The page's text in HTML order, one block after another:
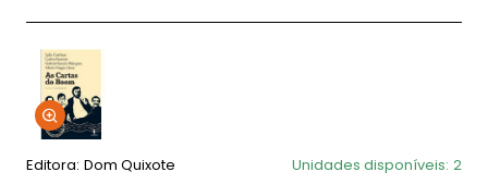
Editora: Dom Quixote Unidades disponíveis: 2